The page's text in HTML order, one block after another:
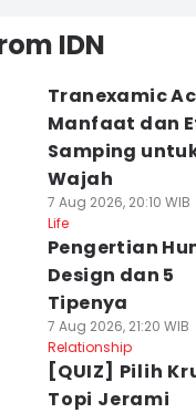
IDN
Tranexamic
Manfaat dan
Samping
Wajah
7 Aug 2026, 20:10 WIB
Life
Pengertian
Design dan 5
Tipenya
7 Aug 2026, 21:20 WIB
Relationship
[QUIZ] Pilih
Topi Jerami